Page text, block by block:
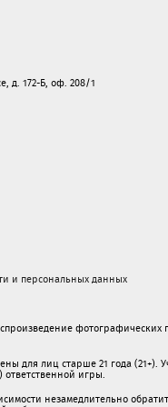
д. 172-Б, оф. 208/1
и персональных данных
для лиц старше 21 года (21+).
игры.
незамедлительно